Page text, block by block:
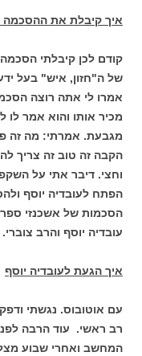
איך קיבלת את ההסכמה
קודם לכן קיבלתי
של ה"חזון, איש" בעל
אמרו לי אתה רוצה
מכיר אותו והוא אמר
מגבעת. אמרתי: מה זה
הקבה זה טוב זה צריך
וחצי. דיבר אתי על
הפתח לעובדיה יוסף
הסכמות של אשכנזי
עובדיה יוסף והרב צוברי.
איך הגעת לעובדיה יוסף
עם אוטובוס. נגשתי
רב ראשי. עוד הרבה
המחשב ואחרי שבוע